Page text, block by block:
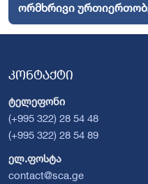
ორმხრივი
კონტაქტი
ტელეფონი
(+995 322) 28 54 48
(+995 322) 28 54 89
ელ.ფოსტა
contact@sca.ge